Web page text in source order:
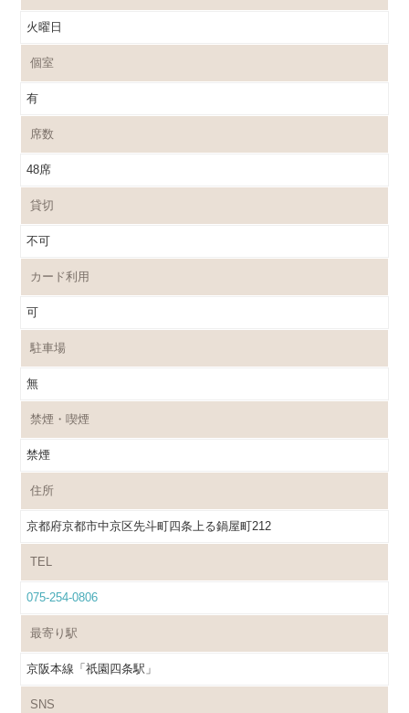
火曜日
個室
有
席数
48席
貸切
不可
カード利用
可
駐車場
無
禁煙・喫煙
禁煙
住所
京都府京都市中京区先斗町四条上る鍋屋町212
TEL
075-254-0806
最寄り駅
京阪本線「祇園四条駅」
SNS